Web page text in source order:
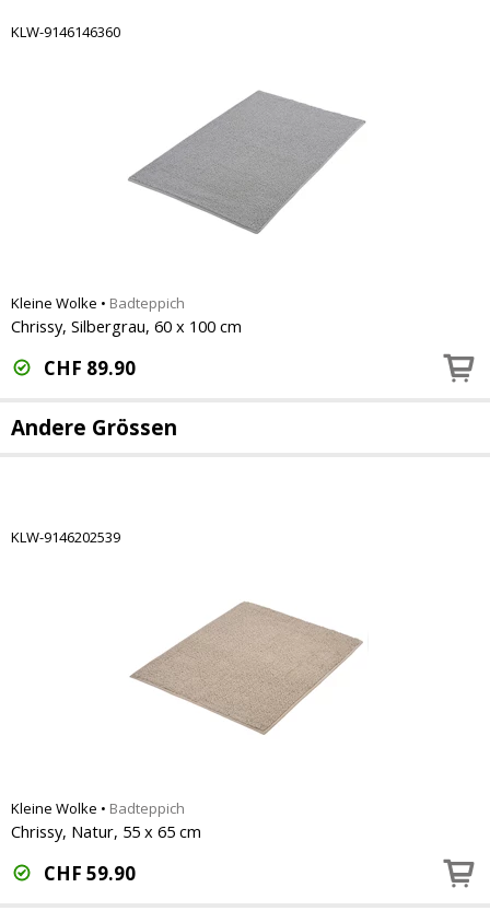
KLW-9146146360
Kleine Wolke • Badteppich
Chrissy, Silbergrau, 60 x 100 cm
CHF 89.90
Andere Grössen
KLW-9146202539
Kleine Wolke • Badteppich
Chrissy, Natur, 55 x 65 cm
CHF 59.90